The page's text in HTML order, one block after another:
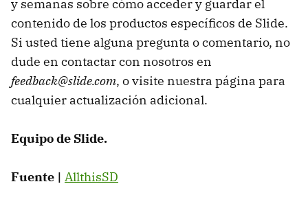
y semanas sobre cómo acceder y guardar el
contenido de los productos específicos de Slide.
Si usted tiene alguna pregunta o comentario, no
dude en contactar con nosotros en
feedback@slide.com, o visite nuestra página para
cualquier actualización adicional.
Equipo de Slide.
Fuente | AllthisSD